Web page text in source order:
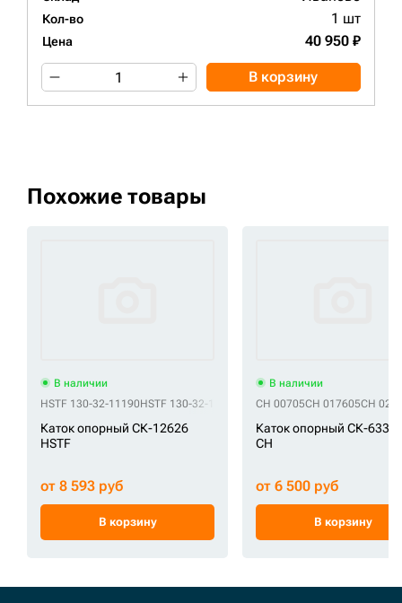
Кол-во 1 шт
Цена 40 950 ₽
В корзину
Похожие товары
В наличии
HSTF 130-32-11190HSTF 130-32-11191 HSTF 130-803-7190HSTF 135-
Каток опорный СК-12626
HSTF
от 8 593 руб
В корзину
В наличии
CH 00705CH 017605CH
Каток опорный СК-
CH
от 6 500 руб
В корзину